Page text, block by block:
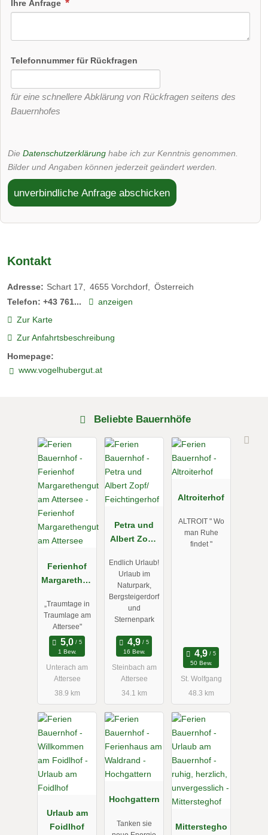
Ihre Anfrage
Telefonnummer für Rückfragen
für eine schnellere Abklärung von Rückfragen seitens des
Bauernhofes
Die Datenschutzerklärung habe ich zur Kenntnis genommen.
Bilder und Angaben können jederzeit geändert werden.
unverbindliche Anfrage abschicken
Kontakt
Adresse: Schart 17 4655 Vorchdorf
Österreich
Telefon: +43 761...
anzeigen
Zur Karte
Zur Anfahrtsbeschreibung
Homepage:
www.vogelhubergut.at
Beliebte Bauernhöfe
Ferienhof
Margarethen
Attersee
„Traumtage in
Traumlage am
Attersee"
1 Bew.
Unterach am
Attersee
38.9 km
Petra und
Albert Zopf/
of
Endlich Urlaub!
Urlaub im
Naturpark,
Bergsteigerdorf
und
Sternenpark
16 Bew.
Steinbach am
Attersee
34.1 km
Altroiterhof
ALTROIT " Wo
man Ruhe
findet "
50 Bew.
St. Wolfgang
48.3 km
Urlaub am
Foidlhof
Hochgattern
Tanken sie
Mitterstegho